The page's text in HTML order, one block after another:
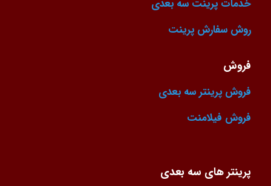
خدمات پرینت سه بعدی
روش سفارش پرینت
فروش
فروش پرینتر سه بعدی
فروش فیلامنت
پرینتر های سه بعدی